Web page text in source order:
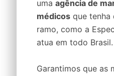
uma agência de
médicos que tenha
ramo, como a
atua em todo Brasil.
Garantimos que as